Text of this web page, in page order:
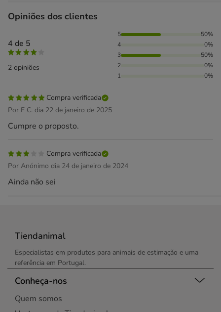
Opiniões dos clientes
4 de 5
2 opiniões
50% das pessoas avaliaram com 5 estrelas, 50% das
5
50%
4
0%
3
50%
2
0%
1
0%
Compra verificada
Por E C. dia 22 de janeiro de 2025
Cumpre o proposto.
Compra verificada
Por Anónimo dia 24 de janeiro de 2024
Ainda não sei
Tiendanimal
Especialistas em produtos para animais de estimação e uma
referência em Portugal.
Conheça-nos
Quem somos